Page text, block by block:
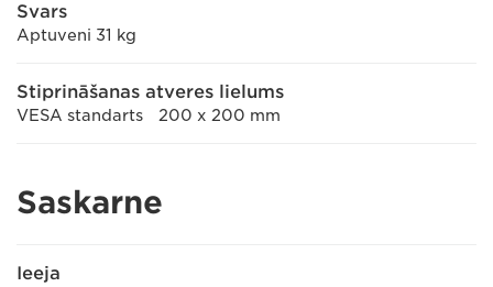
Svars
Aptuveni 31 kg
Stiprināšanas atveres lielums
VESA standarts 200 x 200 mm
Saskarne
Ieeja